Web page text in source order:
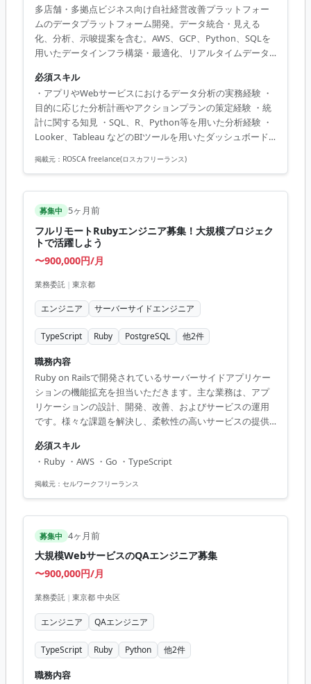
多店舗・多拠点ビジネス向け自社経営改善プラットフォー
ムのデータプラットフォーム開発。データ統合・見える
化、分析、示唆提案を含む。AWS、GCP、Python、SQLを
用いたデータインフラ構築・最適化、リアルタイムデータ
必須スキル
・アプリやWebサービスにおけるデータ分析の実務経験 ・
目的に応じた分析計画やアクションプランの策定経験 ・統
計に関する知見 ・SQL、R、Python等を用いた分析経験 ・
Looker、Tableau などのBIツールを用いたダッシュボード
経験 ・AI開発の実務経験 ・GCP、AWS環境でのデータパイ
掲載元： ROSCA freelance(ロスカフリーランス)
募集中 5ヶ月前
フルリモートRubyエンジニア募集！大規模プロジェク
トで活躍しよう
〜900,000円/月
業務委託 | 東京都
エンジニア サーバーサイドエンジニア
TypeScript Ruby PostgreSQL 他2件
職務内容
Ruby on Railsで開発されているサーバーサイドアプリケー
ションの機能拡充を担当いただきます。主な業務は、アプ
リケーションの設計、開発、改善、およびサービスの運用
です。様々な課題を解決し、柔軟性の高いサービスの提供
PostgreSQLやAWSも使用します。 【アピールポイント】 -
完全リモートで働きやすい環境 - 大規模プロジェクトへの参
画でスキルアップ可能 - 高単価の案件でモチベーションを保
必須スキル
・Ruby ・AWS ・Go ・TypeScript
掲載元： セルワークフリーランス
募集中 4ヶ月前
大規模WebサービスのQAエンジニア募集
〜900,000円/月
業務委託 | 東京都 中央区
エンジニア QAエンジニア
TypeScript Ruby Python 他2件
職務内容